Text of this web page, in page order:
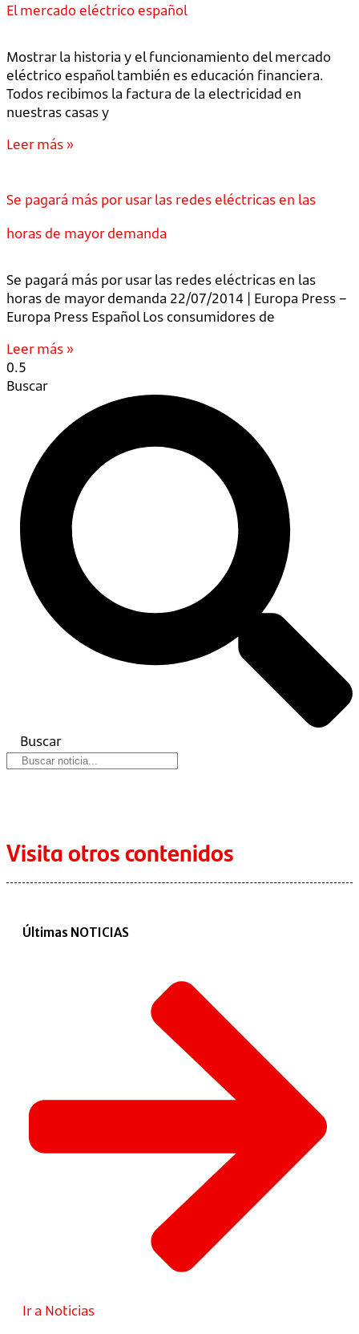
El mercado eléctrico español
Mostrar la historia y el funcionamiento del mercado
eléctrico español también es educación financiera.
Todos recibimos la factura de la electricidad en
nuestras casas y
Leer más »
Se pagará más por usar las redes eléctricas en las
horas de mayor demanda
Se pagará más por usar las redes eléctricas en las
horas de mayor demanda 22/07/2014 | Europa Press –
Europa Press Español Los consumidores de
Leer más »
Buscar
Buscar
Visita otros contenidos
Últimas NOTICIAS
Ir a Noticias